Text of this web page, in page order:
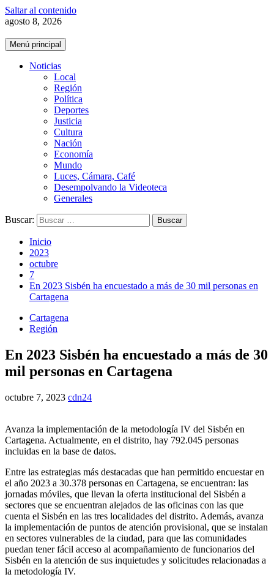
Saltar al contenido
agosto 8, 2026
Menú principal
Noticias
Local
Región
Política
Deportes
Justicia
Cultura
Nación
Economía
Mundo
Luces, Cámara, Café
Desempolvando la Videoteca
Generales
Buscar:
Inicio
2023
octubre
7
En 2023 Sisbén ha encuestado a más de 30 mil personas en
Cartagena
Cartagena
Región
En 2023 Sisbén ha encuestado a más de 30
mil personas en Cartagena
octubre 7, 2023 cdn24
Avanza la implementación de la metodología IV del Sisbén en
Cartagena. Actualmente, en el distrito, hay 792.045 personas
incluidas en la base de datos.
Entre las estrategias más destacadas que han permitido encuestar en
el año 2023 a 30.378 personas en Cartagena, se encuentran: las
jornadas móviles, que llevan la oferta institucional del Sisbén a
sectores que se encuentran alejados de las oficinas con las que
cuenta el Sisbén en las tres localidades del distrito. Además, avanza
la implementación de puntos de atención provisional, que se instalan
en sectores vulnerables de la ciudad, para que las comunidades
puedan tener fácil acceso al acompañamiento de funcionarios del
Sisbén en la atención de sus inquietudes y solicitudes relacionadas a
la metodología IV.